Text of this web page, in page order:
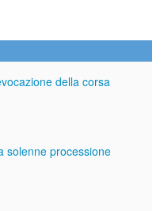
della corsa
solenne processione